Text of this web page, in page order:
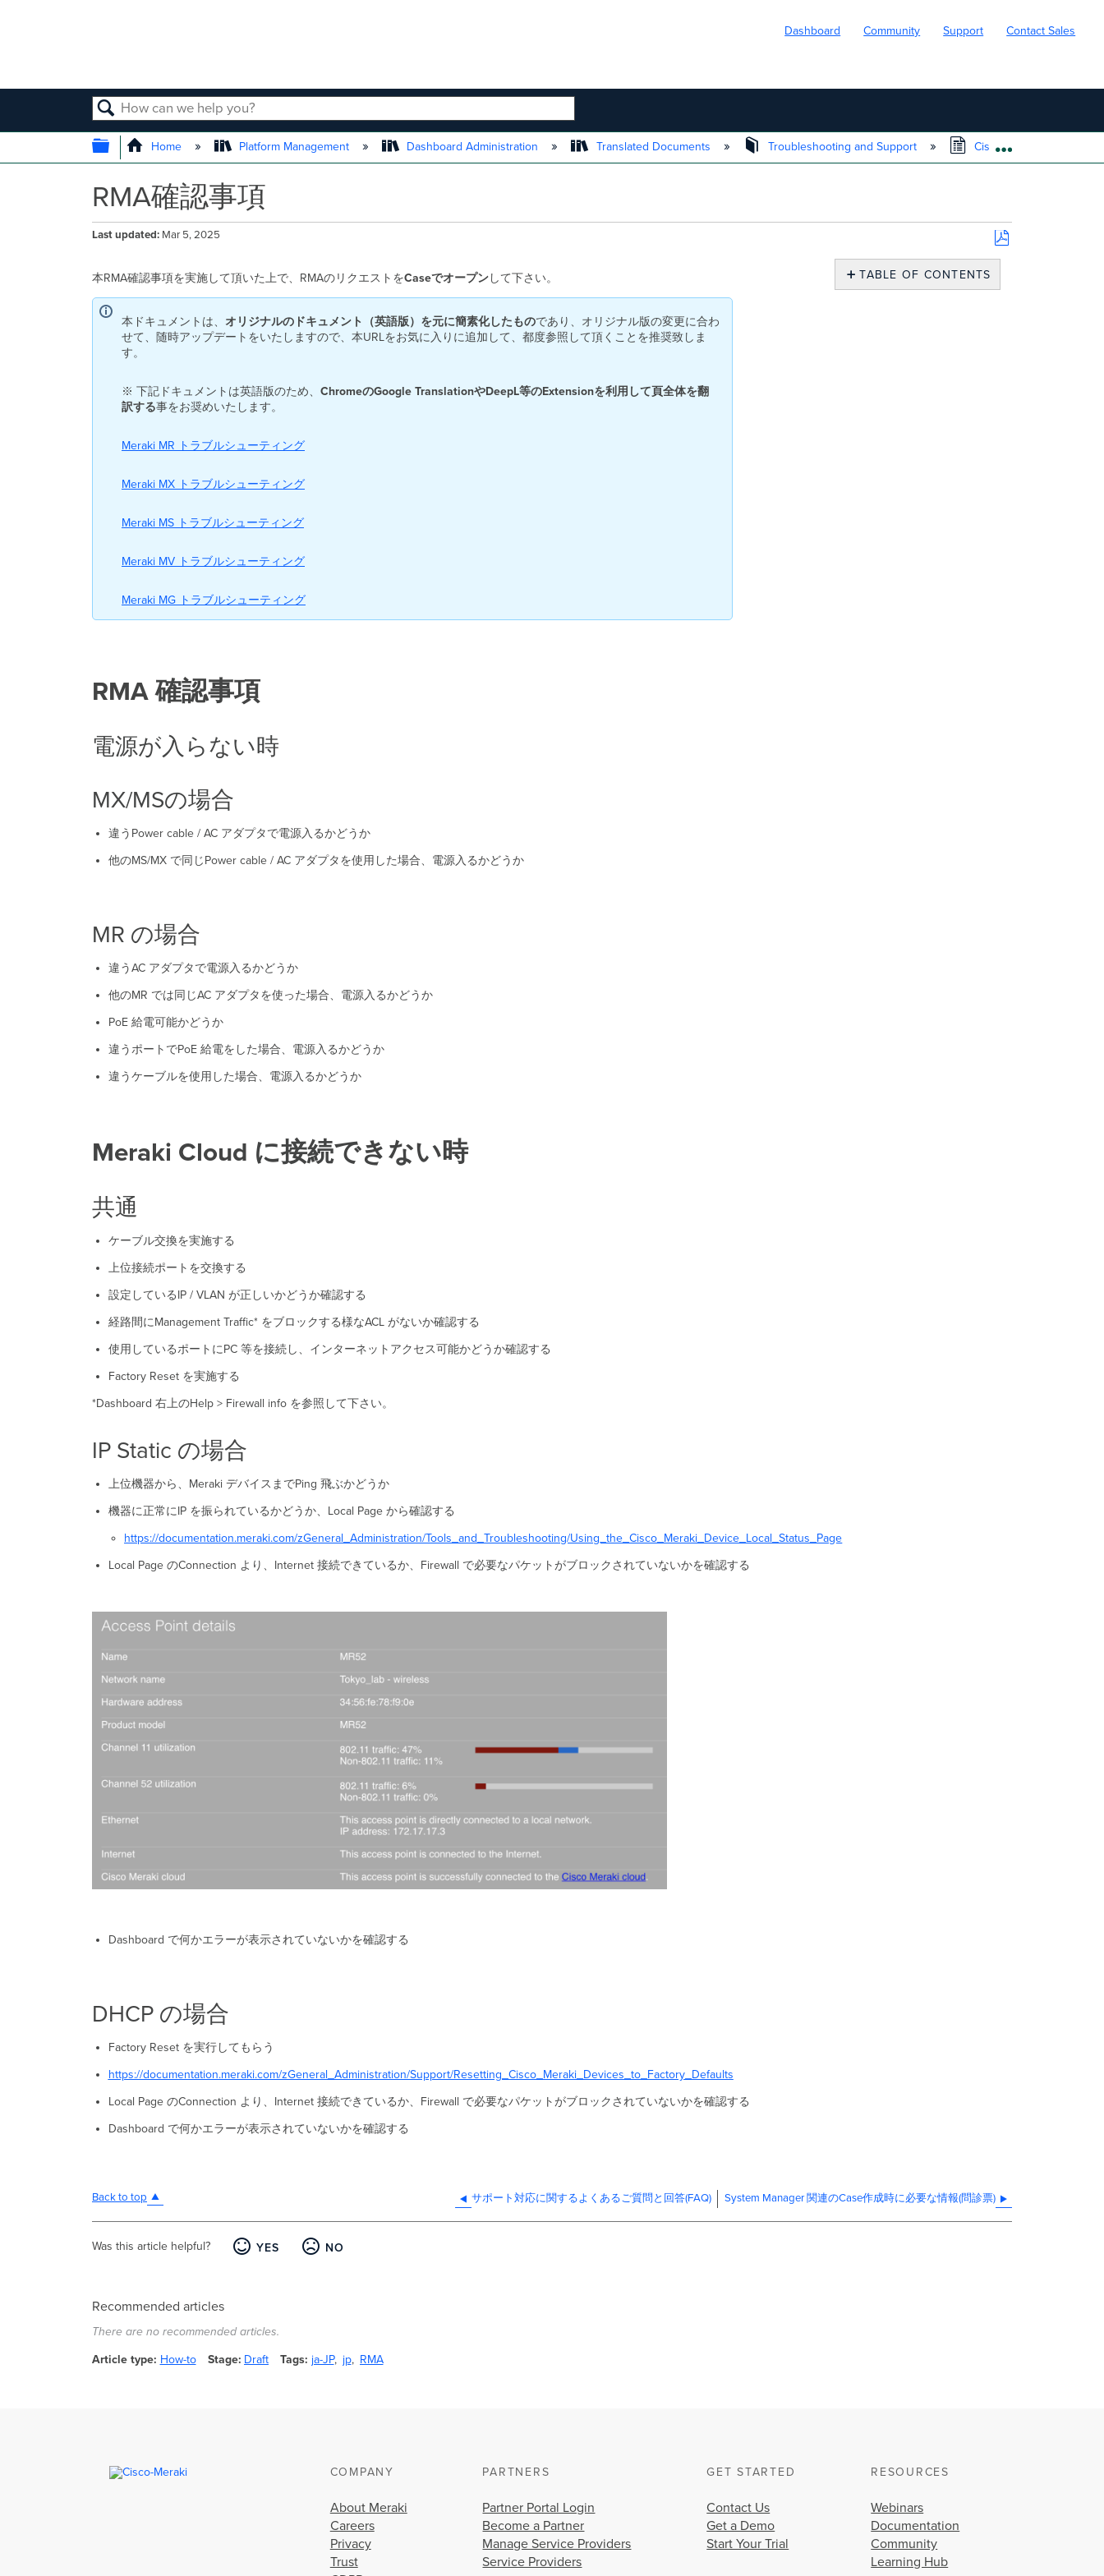
Dashboard Community Support Contact Sales
SEARCH
EXPAND/COLLAPSE GLOBAL HIERARCHY
Home Platform Management Dashboard Administration Translated Documents Troubleshooting and Support Cisco Meraki テクニカ
RMA確認事項
Last updated Mar 5, 2025
Save
PDF
TABLE OF CONTENTS
本RMA確認事項を実施して頂いた上で、RMAのリクエストをCaseでオープンして下さい。
本ドキュメントは、 オリジナルのドキュメント（英語版）を元に簡素化したものであり、オリジナル版の変更に合わ
せて、随時アップデートをいたしますので、本URLをお気に入りに追加して、都度参照して頂くことを推奨致しま
す。
※ 下記ドキュメントは英語版のため、 ChromeのGoogle TranslationやDeepL等のExtensionを利用して頁全体を翻
訳する事をお奨めいたします。
Meraki MR トラブルシューティング
Meraki MX トラブルシューティング
Meraki MS トラブルシューティング
Meraki MV トラブルシューティング
Meraki MG トラブルシューティング
RMA 確認事項
電源が入らない時
MX/MSの場合
違うPower cable / AC アダプタで電源入るかどうか
他のMS/MX で同じPower cable / AC アダプタを使用した場合、電源入るかどうか
MR の場合
違うAC アダプタで電源入るかどうか
他のMR では同じAC アダプタを使った場合、電源入るかどうか
PoE 給電可能かどうか
違うポートでPoE 給電をした場合、電源入るかどうか
違うケーブルを使用した場合、電源入るかどうか
Meraki Cloud に接続できない時
共通
ケーブル交換を実施する
上位接続ポートを交換する
設定しているIP / VLAN が正しいかどうか確認する
経路間にManagement Traffic* をブロックする様なACL がないか確認する
使用しているポートにPC 等を接続し、インターネットアクセス可能かどうか確認する
Factory Reset を実施する
*Dashboard 右上のHelp > Firewall info を参照して下さい。
IP Static の場合
上位機器から、Meraki デバイスまでPing 飛ぶかどうか
機器に正常にIP を振られているかどうか、Local Page から確認する
https://documentation.meraki.com/zGeneral_Administration/Tools_and_Troubleshooting/Using_the_Cisco_Meraki_Device_Local_Status_Page
Local Page のConnection より、Internet 接続できているか、Firewall で必要なパケットがブロックされていないかを確認する
Dashboard で何かエラーが表示されていないかを確認する
DHCP の場合
Factory Reset を実行してもらう
https://documentation.meraki.com/zGeneral_Administration/Support/Resetting_Cisco_Meraki_Devices_to_Factory_Defaults
Local Page のConnection より、Internet 接続できているか、Firewall で必要なパケットがブロックされていないかを確認する
Dashboard で何かエラーが表示されていないかを確認する
Back to top サポート対応に関するよくあるご質問と回答(FAQ) System Manager 関連のCase作成時に必要な情報(問診票)
Was this article helpful? YES NO
Recommended articles
There are no recommended articles.
Article type How-to Stage Draft Tags ja-JP jp RMA
COMPANY
About Meraki
Careers
Privacy
Trust
PARTNERS
Partner Portal Login
Become a Partner
Manage Service Providers
Service Providers
GET STARTED
Contact Us
Get a Demo
Start Your Trial
RESOURCES
Webinars
Documentation
Community
Learning Hub